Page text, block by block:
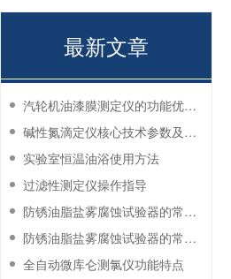
最新文章
汽轮机油漆膜测定仪的功能优势有哪些？
碱性氮滴定仪核心技术参数及应用说明
实验室恒温油浴使用方法
过滤性测定仪操作指导
防锈油脂盐雾腐蚀试验器的常见故障与解决方法
防锈油脂盐雾腐蚀试验器的常见故障与解决方法
全自动微库仑测氯仪功能特点